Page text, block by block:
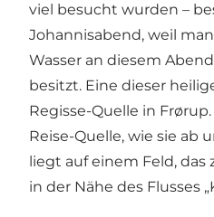
viel besucht wurden –
Johannisabend, weil
Wasser an diesem
besitzt. Eine dieser
Regisse-Quelle in
Reise-Quelle, wie sie ab
liegt auf einem Feld, das
in der Nähe des Flusses